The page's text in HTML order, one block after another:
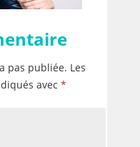
pas publiée. Les
avec *